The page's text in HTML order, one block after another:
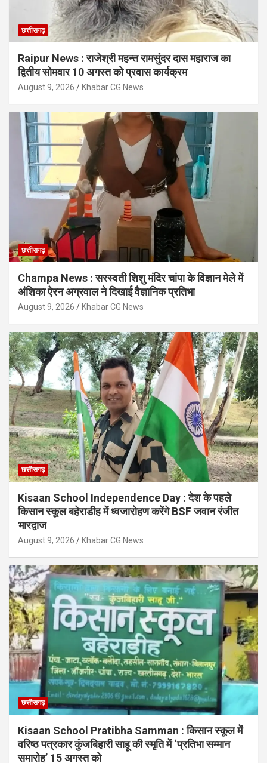
छत्तीसगढ़
Raipur News : राजेश्री महन्त रामसुंदर दास महाराज का
द्वितीय सोमवार 10 अगस्त को प्रवास कार्यक्रम
August 9, 2026 Khabar CG News
छत्तीसगढ़
Champa News : सरस्वती शिशु मंदिर चांपा के विज्ञान मेले में
अंशिका ऐरन अग्रवाल ने दिखाई वैज्ञानिक प्रतिभा
August 9, 2026 Khabar CG News
छत्तीसगढ़
Kisaan School Independence Day : देश के पहले
किसान स्कूल बहेराडीह में ध्वजारोहण करेंगे BSF जवान रंजीत
भारद्वाज
August 9, 2026 Khabar CG News
छत्तीसगढ़
Kisaan School Pratibha Samman : किसान स्कूल में
वरिष्ठ पत्रकार कुंजबिहारी साहू की स्मृति में ‘प्रतिभा सम्मान
समारोह’ 15 अगस्त को